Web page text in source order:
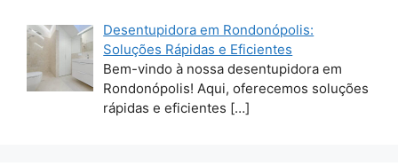
Desentupidora em Rondonópolis:
Soluções Rápidas e Eficientes
Bem-vindo à nossa desentupidora em
Rondonópolis! Aqui, oferecemos soluções
rápidas e eficientes […]